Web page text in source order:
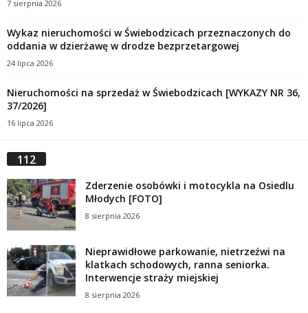
7 sierpnia 2026
Wykaz nieruchomości w Świebodzicach przeznaczonych do
oddania w dzierżawę w drodze bezprzetargowej
24 lipca 2026
Nieruchomości na sprzedaż w Świebodzicach [WYKAZY NR 36,
37/2026]
16 lipca 2026
112
Zderzenie osobówki i motocykla na Osiedlu
Młodych [FOTO]
8 sierpnia 2026
Nieprawidłowe parkowanie, nietrzeźwi na
klatkach schodowych, ranna seniorka.
Interwencje straży miejskiej
8 sierpnia 2026